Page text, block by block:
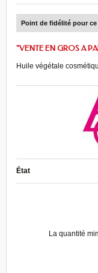
Point de fidélité pour
"VENTE EN GROS A
Huile végétale
État
La quantité